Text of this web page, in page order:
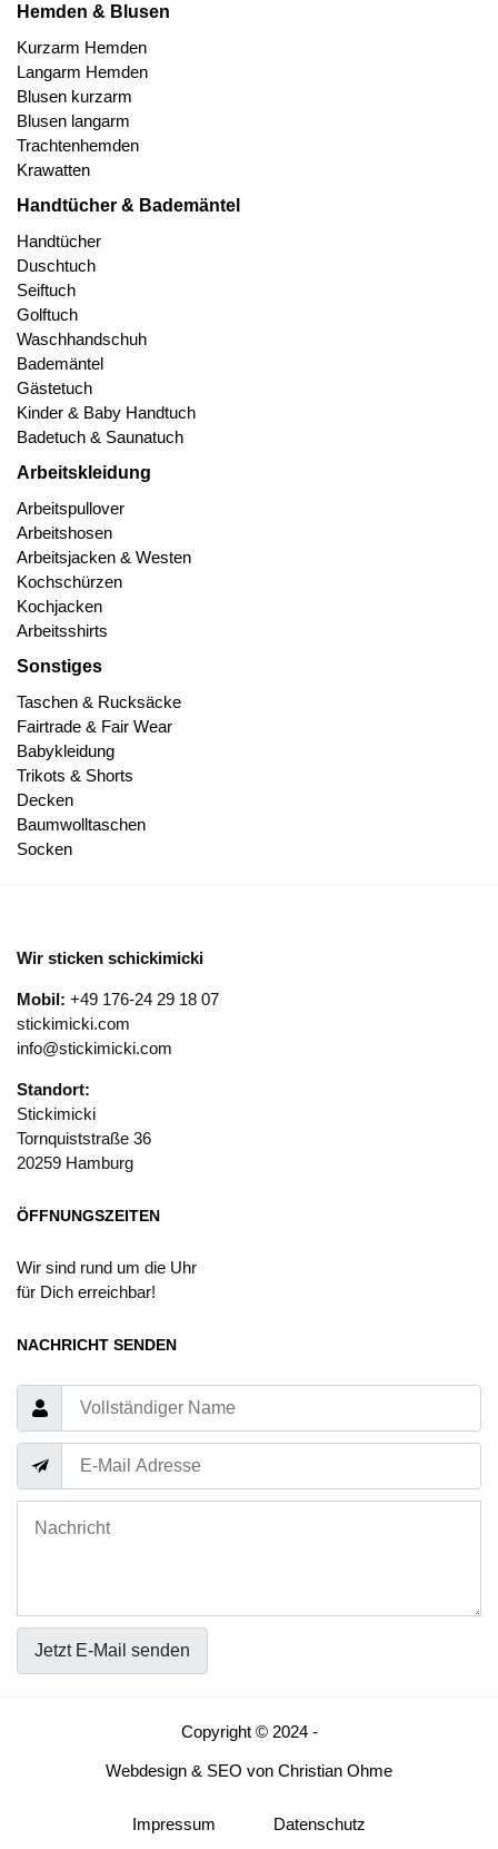
Hemden & Blusen
Kurzarm Hemden
Langarm Hemden
Blusen kurzarm
Blusen langarm
Trachtenhemden
Krawatten
Handtücher & Bademäntel
Handtücher
Duschtuch
Seiftuch
Golftuch
Waschhandschuh
Bademäntel
Gästetuch
Kinder & Baby Handtuch
Badetuch & Saunatuch
Arbeitskleidung
Arbeitspullover
Arbeitshosen
Arbeitsjacken & Westen
Kochschürzen
Kochjacken
Arbeitsshirts
Sonstiges
Taschen & Rucksäcke
Fairtrade & Fair Wear
Babykleidung
Trikots & Shorts
Decken
Baumwolltaschen
Socken
Wir sticken schickimicki
Mobil: +49 176-24 29 18 07
stickimicki.com
info@stickimicki.com
Standort:
Stickimicki
Tornquiststraße 36
20259 Hamburg
ÖFFNUNGSZEITEN
Wir sind rund um die Uhr
für Dich erreichbar!
NACHRICHT SENDEN
Jetzt E-Mail senden
Copyright © 2024 -
Webdesign & SEO von Christian Ohme
Impressum Datenschutz